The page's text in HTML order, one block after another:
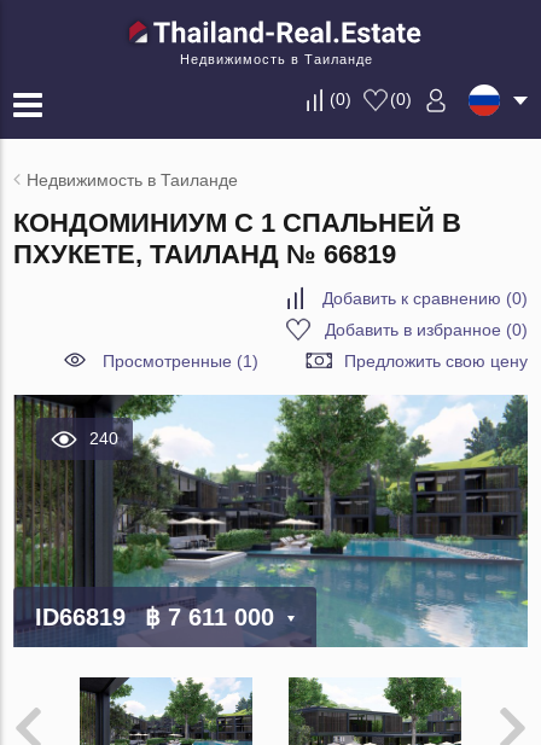
Недвижимость в Таиланде
(0) (0)
Недвижимость в Таиланде
КОНДОМИНИУМ С 1 СПАЛЬНЕЙ В
ПХУКЕТЕ, ТАИЛАНД № 66819
Добавить к сравнению (0)
Добавить в избранное (0)
Просмотренные (1)
Предложить свою цену
240
ID66819 ฿ 7 611 000